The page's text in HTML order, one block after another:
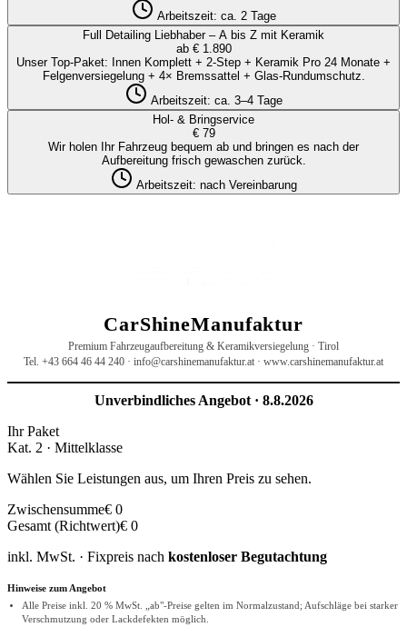
Arbeitszeit: ca. 2 Tage
Full Detailing Liebhaber – A bis Z mit Keramik
ab € 1.890
Unser Top-Paket: Innen Komplett + 2-Step + Keramik Pro 24 Monate +
Felgenversiegelung + 4× Bremssattel + Glas-Rundumschutz.
Arbeitszeit: ca. 3–4 Tage
Hol- & Bringservice
€ 79
Wir holen Ihr Fahrzeug bequem ab und bringen es nach der
Aufbereitung frisch gewaschen zurück.
Arbeitszeit: nach Vereinbarung
CarShineManufaktur
Premium Fahrzeugaufbereitung & Keramikversiegelung · Tirol
Tel. +43 664 46 44 240 · info@carshinemanufaktur.at · www.carshinemanufaktur.at
Unverbindliches Angebot · 8.8.2026
Ihr Paket
Kat. 2 · Mittelklasse
Wählen Sie Leistungen aus, um Ihren Preis zu sehen.
Zwischensumme€ 0
Gesamt (Richtwert)€ 0
inkl. MwSt. · Fixpreis nach kostenloser Begutachtung
Hinweise zum Angebot
Alle Preise inkl. 20 % MwSt. „ab"-Preise gelten im Normalzustand; Aufschläge bei starker
Verschmutzung oder Lackdefekten möglich.